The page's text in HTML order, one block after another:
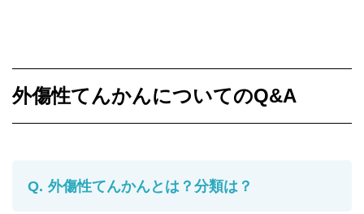
外傷性てんかんについてのQ&A
外傷性てんかんとは？分類は？